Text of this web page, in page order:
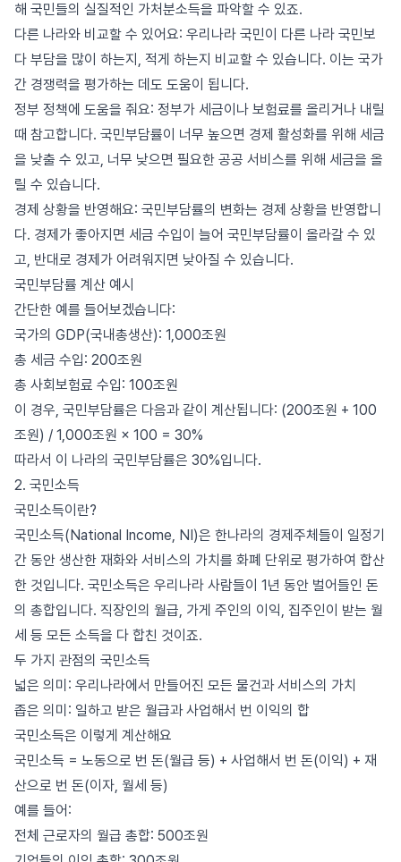
해 국민들의 실질적인 가처분소득을 파악할 수 있죠.
다른 나라와 비교할 수 있어요: 우리나라 국민이 다른 나라 국민보
다 부담을 많이 하는지, 적게 하는지 비교할 수 있습니다. 이는 국가
간 경쟁력을 평가하는 데도 도움이 됩니다.
정부 정책에 도움을 줘요: 정부가 세금이나 보험료를 올리거나 내릴
때 참고합니다. 국민부담률이 너무 높으면 경제 활성화를 위해 세금
을 낮출 수 있고, 너무 낮으면 필요한 공공 서비스를 위해 세금을 올
릴 수 있습니다.
경제 상황을 반영해요: 국민부담률의 변화는 경제 상황을 반영합니
다. 경제가 좋아지면 세금 수입이 늘어 국민부담률이 올라갈 수 있
고, 반대로 경제가 어려워지면 낮아질 수 있습니다.
국민부담률 계산 예시
간단한 예를 들어보겠습니다:
국가의 GDP(국내총생산): 1,000조원
총 세금 수입: 200조원
총 사회보험료 수입: 100조원
이 경우, 국민부담률은 다음과 같이 계산됩니다: (200조원 + 100
조원) / 1,000조원 × 100 = 30%
따라서 이 나라의 국민부담률은 30%입니다.
2. 국민소득
국민소득이란?
국민소득(National Income, NI)은 한나라의 경제주체들이 일정기
간 동안 생산한 재화와 서비스의 가치를 화폐 단위로 평가하여 합산
한 것입니다. 국민소득은 우리나라 사람들이 1년 동안 벌어들인 돈
의 총합입니다. 직장인의 월급, 가게 주인의 이익, 집주인이 받는 월
세 등 모든 소득을 다 합친 것이죠.
두 가지 관점의 국민소득
넓은 의미: 우리나라에서 만들어진 모든 물건과 서비스의 가치
좁은 의미: 일하고 받은 월급과 사업해서 번 이익의 합
국민소득은 이렇게 계산해요
국민소득 = 노동으로 번 돈(월급 등) + 사업해서 번 돈(이익) + 재
산으로 번 돈(이자, 월세 등)
예를 들어:
전체 근로자의 월급 총합: 500조원